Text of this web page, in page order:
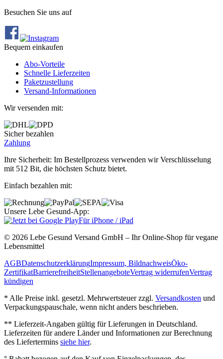
Besuchen Sie uns auf
Bequem einkaufen
Abo‐Vorteile
Schnelle Lieferzeiten
Paketzustellung
Versand‐Informationen
Wir versenden mit:
Sicher bezahlen
Zahlung
Ihre Sicherheit: Im Bestellprozess verwenden wir Verschlüsselung
mit 512 Bit, die höchsten Schutz bietet.
Einfach bezahlen mit:
Unsere Lebe Gesund-App:
Für iPhone / iPad
© 2026 Lebe Gesund Versand GmbH – Ihr Online‐Shop für vegane
Lebensmittel
AGBDatenschutzerklärungImpressum, BildnachweisÖko‐
ZertifikatBarrierefreiheitStellenangeboteVertrag widerrufenVertrag
kündigen
* Alle Preise inkl. gesetzl. Mehrwertsteuer zzgl. Versandkosten und
Verpackungspauschale, wenn nicht anders beschrieben.
** Lieferzeit‐Angaben gültig für Lieferungen in Deutschland.
Lieferzeiten für andere Länder und Informationen zur Berechnung
des Liefertermins siehe hier.